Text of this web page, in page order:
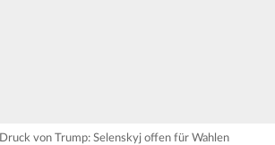
Druck von Trump: Selenskyj offen für Wahlen